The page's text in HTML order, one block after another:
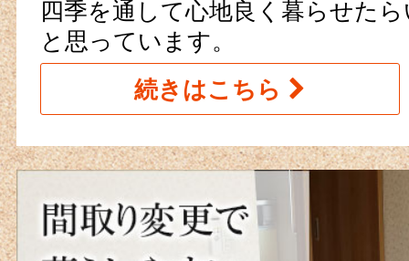
四季を通して心地良く暮らせた
と思っています。
続きはこちら